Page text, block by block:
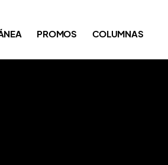
PROMOS COLUMNAS